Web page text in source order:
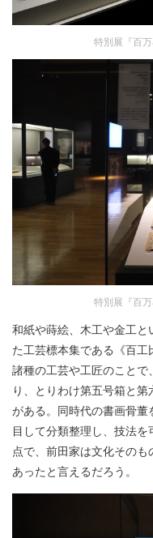
特別展『百
特別展『百
和紙や蒔絵、木工や金工
た工芸標本集である《百
諸種の工芸や工匠のこと
り、とりわけ第五号箱と
がある。同時代の書画骨
目して分類整理し、技法
点で、前田家は文化その
あったと言えるだろう。